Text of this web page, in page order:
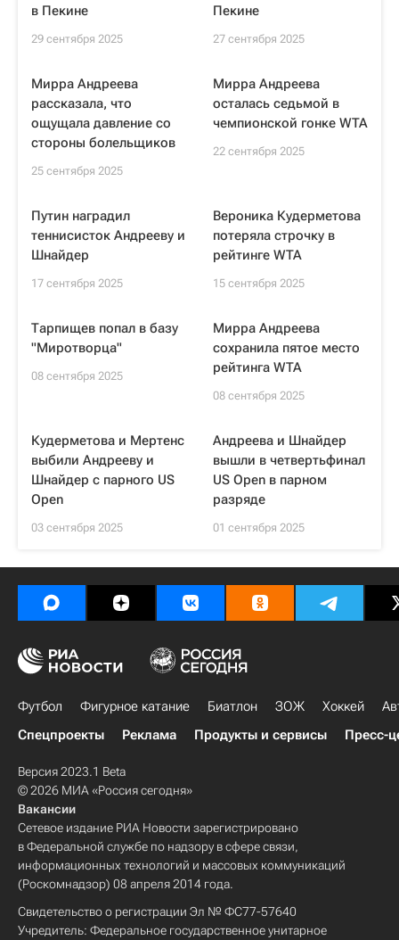
в Пекине
29 сентября 2025
Пекине
27 сентября 2025
Мирра Андреева
рассказала, что
ощущала давление со
стороны болельщиков
25 сентября 2025
Мирра Андреева
осталась седьмой в
чемпионской гонке WTA
22 сентября 2025
Путин наградил
теннисисток Андрееву и
Шнайдер
17 сентября 2025
Вероника Кудерметова
потеряла строчку в
рейтинге WTA
15 сентября 2025
Тарпищев попал в базу
"Миротворца"
08 сентября 2025
Мирра Андреева
сохранила пятое место
рейтинга WTA
08 сентября 2025
Кудерметова и Мертенс
выбили Андрееву и
Шнайдер с парного US
Open
03 сентября 2025
Андреева и Шнайдер
вышли в четвертьфинал
US Open в парном
разряде
01 сентября 2025
Футбол Фигурное катание Биатлон ЗОЖ Хоккей
Спецпроекты
Реклама Продукты и сервисы Пресс-
Версия 2023.1 Beta
© 2026 МИА «Россия сегодня»
Вакансии
Сетевое издание РИА Новости зарегистрировано
в Федеральной службе по надзору в сфере связи,
информационных технологий и массовых коммуникаций
(Роскомнадзор) 08 апреля 2014 года.
Свидетельство о регистрации Эл № ФС77-57640
Учредитель: Федеральное государственное унитарное